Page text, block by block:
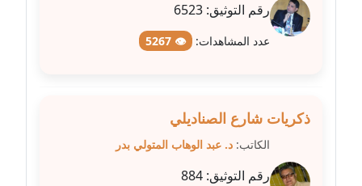
مدونة سمر ابراهيم
عاملة
مدونة سهام كمال
عاملة
رقم التوثيق: 6523
عدد المشاهدات: 👁 5267
ذكريات شارع الصناديلي
الكاتب: د. عبد الوهاب المتولي بدر
رقم التوثيق: 884